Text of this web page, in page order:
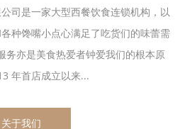
司是一家大型西餐饮食连锁机构，以
种馋嘴小点心满足了吃货们的味蕾需
务亦是美食热爱者钟爱我们的根本原
年首店成立以来...
关于我们